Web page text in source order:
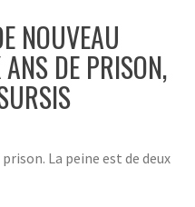
NOUVEAU
DE PRISON,
La peine est de deux